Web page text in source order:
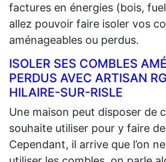
factures en énergies (bois,
allez pouvoir faire isoler vos
aménageables ou perdus.
ISOLER SES COMBLES
PERDUS AVEC ARTISAN
HILAIRE-SUR-RISLE
Une maison peut disposer de
souhaite utiliser pour y faire
Cependant, il arrive que l’on